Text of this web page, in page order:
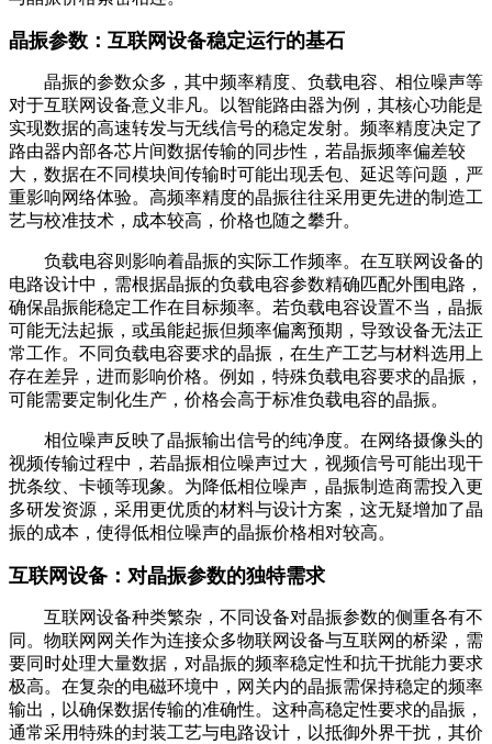
晶振参数：互联网设备稳定运行的基石
晶振的参数众多，其中频率精度、负载电容、相位噪声等
对于互联网设备意义非凡。以智能路由器为例，其核心功能是
实现数据的高速转发与无线信号的稳定发射。频率精度决定了
路由器内部各芯片间数据传输的同步性，若晶振频率偏差较
大，数据在不同模块间传输时可能出现丢包、延迟等问题，严
重影响网络体验。高频率精度的晶振往往采用更先进的制造工
艺与校准技术，成本较高，价格也随之攀升。
负载电容则影响着晶振的实际工作频率。在互联网设备的
电路设计中，需根据晶振的负载电容参数精确匹配外围电路，
确保晶振能稳定工作在目标频率。若负载电容设置不当，晶振
可能无法起振，或虽能起振但频率偏离预期，导致设备无法正
常工作。不同负载电容要求的晶振，在生产工艺与材料选用上
存在差异，进而影响价格。例如，特殊负载电容要求的晶振，
可能需要定制化生产，价格会高于标准负载电容的晶振。
相位噪声反映了晶振输出信号的纯净度。在网络摄像头的
视频传输过程中，若晶振相位噪声过大，视频信号可能出现干
扰条纹、卡顿等现象。为降低相位噪声，晶振制造商需投入更
多研发资源，采用更优质的材料与设计方案，这无疑增加了晶
振的成本，使得低相位噪声的晶振价格相对较高。
互联网设备：对晶振参数的独特需求
互联网设备种类繁杂，不同设备对晶振参数的侧重各有不
同。物联网网关作为连接众多物联网设备与互联网的桥梁，需
要同时处理大量数据，对晶振的频率稳定性和抗干扰能力要求
极高。在复杂的电磁环境中，网关内的晶振需保持稳定的频率
输出，以确保数据传输的准确性。这种高稳定性要求的晶振，
通常采用特殊的封装工艺与电路设计，以抵御外界干扰，其价